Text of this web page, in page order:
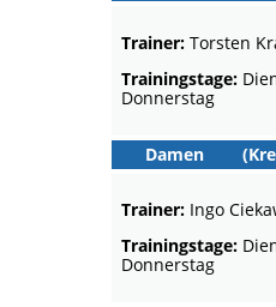
Trainer: Torsten
Trainingstage:
Donnerstag
Damen
Trainer: Ingo
Trainingstage:
Donnerstag